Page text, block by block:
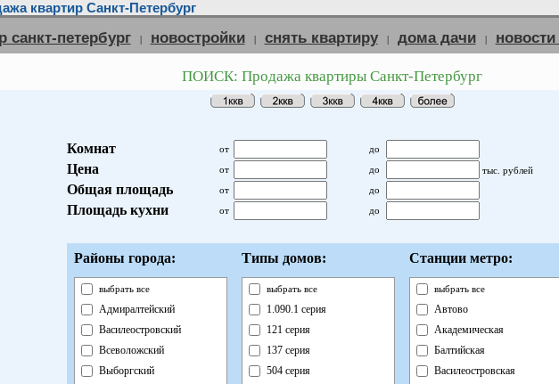
квартир Санкт-Петербург
санкт-петербург | новостройки | снять квартиру | дома дачи | новости
ПОИСК: Продажа квартиры Санкт-Петербург
Комнат от до
Цена от до тыс. рублей
Общая площадь от до
Площадь кухни от до
Районы города:
выбрать все
Адмиралтейский
Василеостровский
Всеволожский
Выборгский
Типы домов:
выбрать все
1.090.1 серия
121 серия
137 серия
504 серия
Станции метро:
выбрать все
Автово
Академическая
Балтийская
Василеостровская